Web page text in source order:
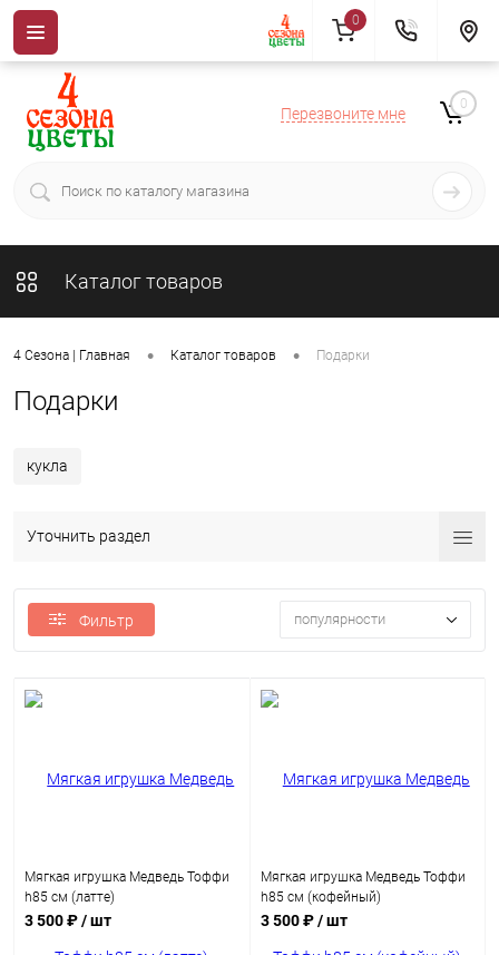
Перезвоните мне
0
Каталог товаров
4 Сезона | Главная • Каталог товаров • Подарки
Подарки
кукла
Уточнить раздел
Фильтр популярности
Мягкая игрушка Медведь Тоффи
h85 см (латте)
3 500 ₽/ шт
Мягкая игрушка Медведь Тоффи
h85 см (кофейный)
3 500 ₽/ шт
0